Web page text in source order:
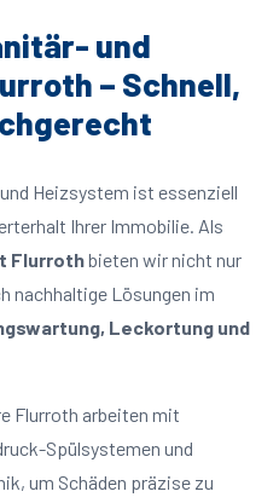
und
– Schnell,
Heizsystem ist essenziell
Ihrer Immobilie. Als
Flurrothbieten wir nicht nur
nachhaltige Lösungen im
Leckortung und
Flurroth arbeiten mit
Spülsystemen und
um Schäden präzise zu